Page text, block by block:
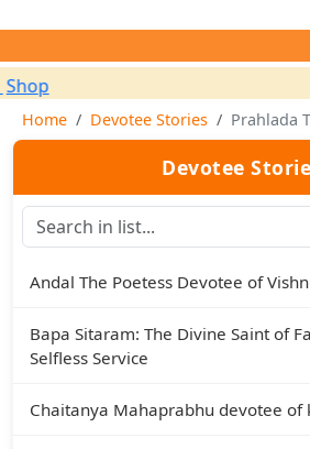
Home Devotee Stories Prahlada
Devotee
Andal The Poetess Devotee of
Bapa Sitaram: The Divine Saint of
Selfless Service
Chaitanya Mahaprabhu devotee of